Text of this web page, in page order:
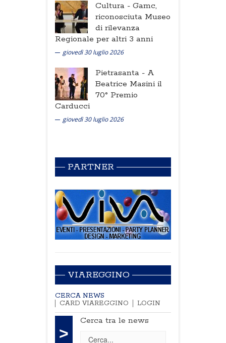
Cultura - Gamc,
riconosciuta Museo
di rilevanza
Regionale per altri 3 anni
giovedì 30 luglio 2026
Pietrasanta - A
Beatrice Masini il
70° Premio
Carducci
giovedì 30 luglio 2026
PARTNER
VIAREGGINO
CERCA NEWS
CARD VIAREGGINO
LOGIN
>
Cerca tra le news